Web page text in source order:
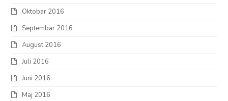
Oktobar 2016
Septembar 2016
August 2016
Juli 2016
Juni 2016
Maj 2016